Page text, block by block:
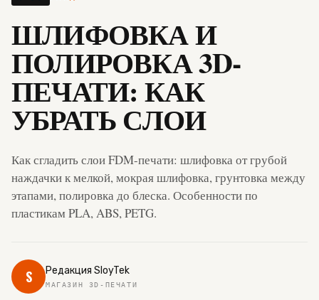
ШЛИФОВКА И
ПОЛИРОВКА 3D-
ПЕЧАТИ: КАК
УБРАТЬ СЛОИ
Как сгладить слои FDM-печати: шлифовка от грубой
наждачки к мелкой, мокрая шлифовка, грунтовка между
этапами, полировка до блеска. Особенности по
пластикам PLA, ABS, PETG.
S Редакция SloyTek
МАГАЗИН 3D-ПЕЧАТИ